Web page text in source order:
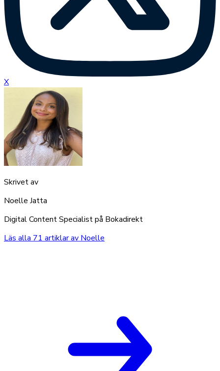
X
Skrivet av
Noelle Jatta
Digital Content Specialist på Bokadirekt
Läs alla 71 artiklar av Noelle